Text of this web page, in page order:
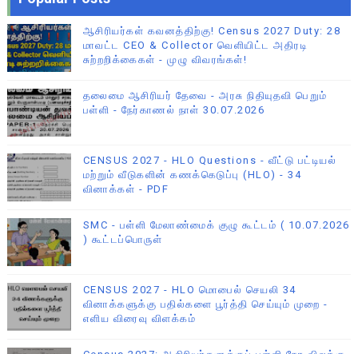
ஆசிரியர்கள் கவனத்திற்கு! Census 2027 Duty: 28
மாவட்ட CEO & Collector வெளியிட்ட அதிரடி
சுற்றறிக்கைகள் - முழு விவரங்கள்!
தலைமை ஆசிரியர் தேவை - அரசு நிதியுதவி பெறும்
பள்ளி - நேர்காணல் நாள் 30.07.2026
CENSUS 2027 - HLO Questions - வீட்டு பட்டியல்
மற்றும் வீடுகளின் கணக்கெடுப்பு (HLO) - 34
வினாக்கள் - PDF
SMC - பள்ளி மேலாண்மைக் குழு கூட்டம் ( 10.07.2026
) கூட்டப்பொருள்
CENSUS 2027 - HLO மொபைல் செயலி 34
வினாக்களுக்கு பதில்களை பூர்த்தி செய்யும் முறை -
எளிய விரைவு விளக்கம்